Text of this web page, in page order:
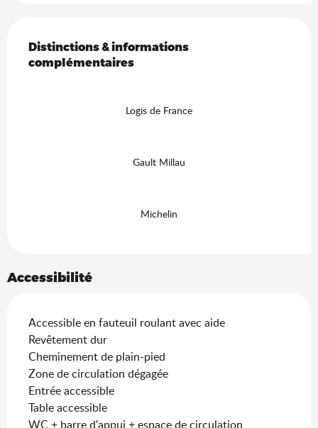
Distinctions & informations complémentaires
Distinctions & informations
complémentaires
Logis de France
Gault Millau
Michelin
Accessibilité
Accessible en fauteuil roulant avec aide
Revêtement dur
Cheminement de plain-pied
Zone de circulation dégagée
Entrée accessible
Table accessible
WC + barre d'appui + espace de circulation